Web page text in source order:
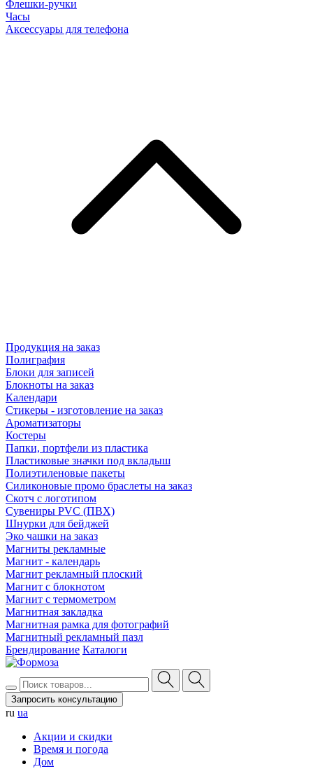
Флешки-ручки
Часы
Аксессуары для телефона
Продукция на заказ
Полиграфия
Блоки для записей
Блокноты на заказ
Календари
Стикеры - изготовление на заказ
Ароматизаторы
Костеры
Папки, портфели из пластика
Пластиковые значки под вкладыш
Полиэтиленовые пакеты
Силиконовые промо браслеты на заказ
Скотч с логотипом
Сувениры PVC (ПВХ)
Шнурки для бейджей
Эко чашки на заказ
Магниты рекламные
Магнит - календарь
Магнит рекламный плоский
Магнит с блокнотом
Магнит с термометром
Магнитная закладка
Магнитная рамка для фотографий
Магнитный рекламный пазл
Брендирование Каталоги
Запросить консультацию
ru ua
Акции и скидки
Время и погода
Дом